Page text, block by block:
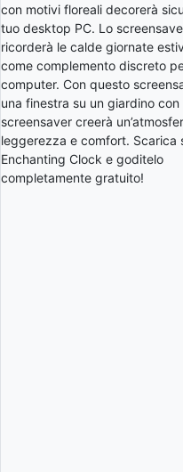
con motivi floreali decorerà
tuo desktop PC. Lo
ricorderà le calde giornate
come complemento discreto
computer. Con questo
una finestra su un giardino
screensaver creerà
leggerezza e comfort. Scarica
Enchanting Clock e goditelo
completamente gratuito!